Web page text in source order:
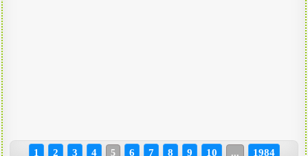
1 2 3 4 5 6 7 8 9 10 ... 1984